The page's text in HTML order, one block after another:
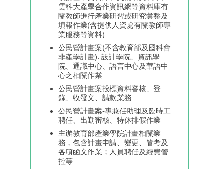
雲科大產學合作資訊網等資料庫有
關教師進行產業研習或研究彙整及
填報作業(含提供人資處有關教師專
業服務等資料)
公民營計畫案(不含教育部及國科會
非產學計畫): 設計學院、資訊學
院、通識中心、語言中心及華語中
心之相關作業
公民營計畫案投標資料審核、登
錄、收發文、請款業務
公民營計畫案-專兼任助理及臨時工
聘任、出勤審核、特休排假作業
主辦教育部產業學院計畫相關業
務，包含計畫申請、變更、管考及
各項函文作業；人員聘任及經費管
控等